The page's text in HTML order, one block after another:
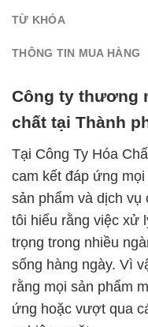
TỪ KHÓA
THÔNG TIN MUA HÀNG
Công ty thương
chất tại Thành
Tại Công Ty Hóa
cam kết đáp ứng
sản phẩm và dịch
tôi hiểu rằng việc xử
trọng trong nhiều
sống hàng ngày. Vì
rằng mọi sản phẩm
ứng hoặc vượt qua